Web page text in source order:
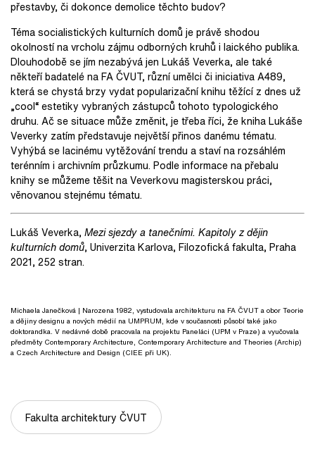
přestavby, či dokonce demolice těchto budov?
Téma socialistických kulturních domů je právě shodou
okolností na vrcholu zájmu odborných kruhů i laického publika.
Dlouhodobě se jím nezabývá jen Lukáš Veverka, ale také
někteří badatelé na FA ČVUT, různí umělci či iniciativa A489,
která se chystá brzy vydat popularizační knihu těžící z dnes už
„cool“ estetiky vybraných zástupců tohoto typologického
druhu. Ač se situace může změnit, je třeba říci, že kniha Lukáše
Veverky zatím představuje největší přinos danému tématu.
Vyhýbá se lacinému vytěžování trendu a staví na rozsáhlém
terénním i archivním průzkumu. Podle informace na přebalu
knihy se můžeme těšit na Veverkovu magisterskou práci,
věnovanou stejnému tématu.
Lukáš Veverka, Mezi sjezdy a tanečními. Kapitoly z dějin
kulturních domů, Univerzita Karlova, Filozofická fakulta, Praha
2021, 252 stran.
Michaela Janečková | Narozena 1982, vystudovala architekturu na FA ČVUT a obor Teorie
a dějiny designu a nových médií na UMPRUM, kde v současnosti působí také jako
doktorandka. V nedávné době pracovala na projektu Paneláci (UPM v Praze) a vyučovala
předměty Contemporary Architecture, Contemporary Architecture and Theories (Archip)
a Czech Architecture and Design (CIEE při UK).
Fakulta architektury ČVUT